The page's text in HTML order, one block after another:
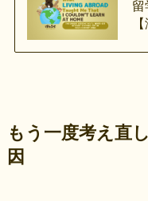
留
もう一度考え直
因